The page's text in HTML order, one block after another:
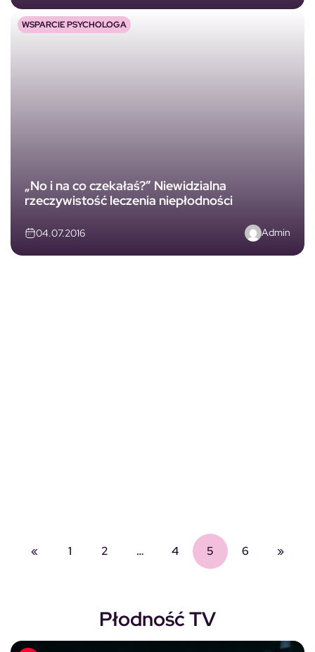
„No i na co czekałaś?” Niewidzialna
rzeczywistość leczenia niepłodności
04.07.2016 Admin
WSPARCIE PSYCHOLOGA
« 1 2 … 4 5 6 »
Płodność TV